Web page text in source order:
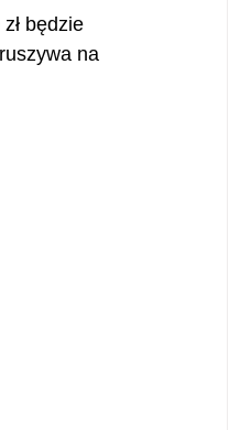
będzie
na